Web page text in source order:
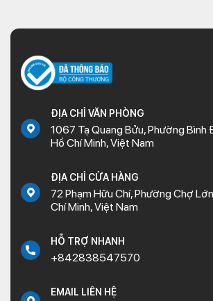
ĐỊA CHỈ VĂN PHÒNG
1067 Tạ Quang Bửu, Phường Bình
Hồ Chí Minh, Việt Nam
ĐỊA CHỈ CỬA HÀNG
72 Phạm Hữu Chí, Phường Chợ
Chí Minh, Việt Nam
HỖ TRỢ NHANH
+842838547570
EMAIL LIÊN HỆ